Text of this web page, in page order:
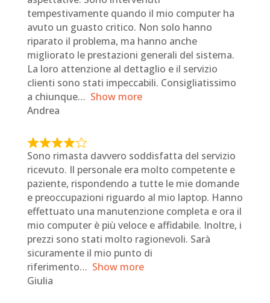
e
d
5
o
u
t
o
f
5
tempestivamente quando il mio computer ha
avuto un guasto critico. Non solo hanno
riparato il problema, ma hanno anche
migliorato le prestazioni generali del sistema.
La loro attenzione al dettaglio e il servizio
clienti sono stati impeccabili. Consigliatissimo
a chiunque
Show more
Andrea
R
a
t
e
d
4
o
u
t
o
Sono rimasta davvero soddisfatta del servizio
ricevuto. Il personale era molto competente e
paziente, rispondendo a tutte le mie domande
e preoccupazioni riguardo al mio laptop. Hanno
effettuato una manutenzione completa e ora il
mio computer è più veloce e affidabile. Inoltre, i
prezzi sono stati molto ragionevoli. Sarà
sicuramente il mio punto di
riferimento
Show more
Giulia